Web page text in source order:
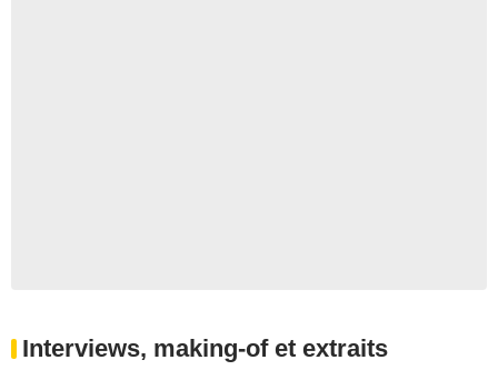
Interviews, making-of et extraits